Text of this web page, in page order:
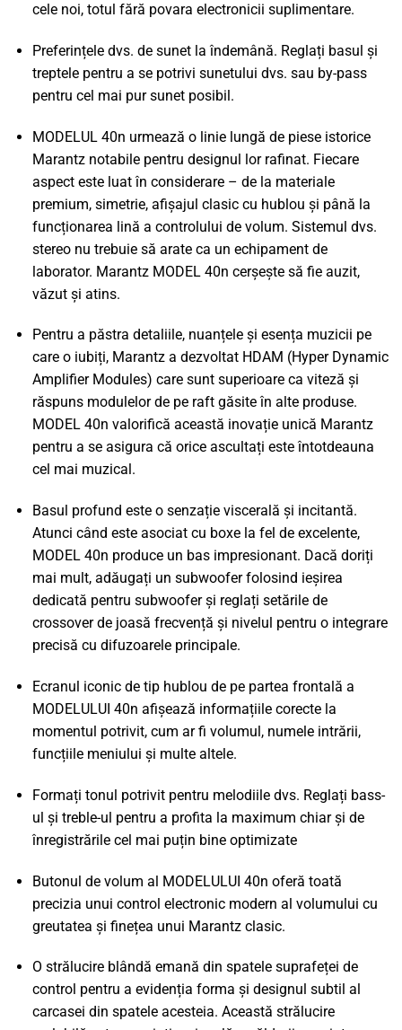
cele noi, totul fără povara electronicii suplimentare.
Preferințele dvs. de sunet la îndemână. Reglați basul și
treptele pentru a se potrivi sunetului dvs. sau by-pass
pentru cel mai pur sunet posibil.
MODELUL 40n urmează o linie lungă de piese istorice
Marantz notabile pentru designul lor rafinat. Fiecare
aspect este luat în considerare – de la materiale
premium, simetrie, afișajul clasic cu hublou și până la
funcționarea lină a controlului de volum. Sistemul dvs.
stereo nu trebuie să arate ca un echipament de
laborator. Marantz MODEL 40n cerșește să fie auzit,
văzut și atins.
Pentru a păstra detaliile, nuanțele și esența muzicii pe
care o iubiți, Marantz a dezvoltat HDAM (Hyper Dynamic
Amplifier Modules) care sunt superioare ca viteză și
răspuns modulelor de pe raft găsite în alte produse.
MODEL 40n valorifică această inovație unică Marantz
pentru a se asigura că orice ascultați este întotdeauna
cel mai muzical.
Basul profund este o senzație viscerală și incitantă.
Atunci când este asociat cu boxe la fel de excelente,
MODEL 40n produce un bas impresionant. Dacă doriți
mai mult, adăugați un subwoofer folosind ieșirea
dedicată pentru subwoofer și reglați setările de
crossover de joasă frecvență și nivelul pentru o integrare
precisă cu difuzoarele principale.
Ecranul iconic de tip hublou de pe partea frontală a
MODELULUI 40n afișează informațiile corecte la
momentul potrivit, cum ar fi volumul, numele intrării,
funcțiile meniului și multe altele.
Formați tonul potrivit pentru melodiile dvs. Reglați bass-
ul și treble-ul pentru a profita la maximum chiar și de
înregistrările cel mai puțin bine optimizate
Butonul de volum al MODELULUI 40n oferă toată
precizia unui control electronic modern al volumului cu
greutatea și finețea unui Marantz clasic.
O strălucire blândă emană din spatele suprafeței de
control pentru a evidenția forma și designul subtil al
carcasei din spatele acesteia. Această strălucire